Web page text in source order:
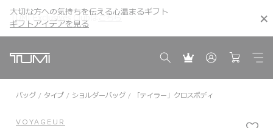
ギフトアイデアを見る こちら
大切な方への気持ちを伝える心温まるギフト
ギフトアイデアを見る
TUMI Exclusives Clubは こちら
バッグ タイプ ショルダーバッグ 「テイラー」クロスボディ
VOYAGEUR